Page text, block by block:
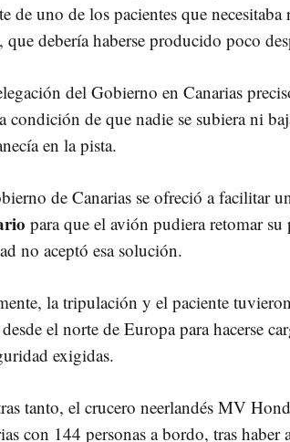
de uno de los pacientes que
que debería haberse producido poco
del Gobierno en Canarias
condición de que nadie se subiera ni
en la pista.
de Canarias se ofreció a facilitar
para que el avión pudiera retomar
no aceptó esa solución.
la tripulación y el paciente
el norte de Europa para hacerse
exigidas.
tanto, el crucero neerlandés MV
con 144 personas a bordo, tras